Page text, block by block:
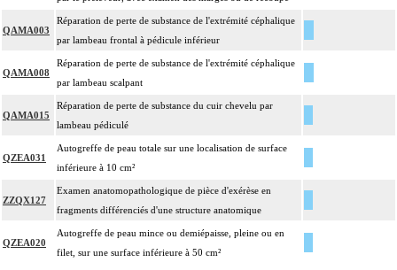
QAMA003
Réparation de perte de substance de l'extrémité céphalique
par lambeau frontal à pédicule inférieur
QAMA008
Réparation de perte de substance de l'extrémité céphalique
par lambeau scalpant
QAMA015
Réparation de perte de substance du cuir chevelu par
lambeau pédiculé
QZEA031
Autogreffe de peau totale sur une localisation de surface
inférieure à 10 cm²
ZZQX127
Examen anatomopathologique de pièce d'exérèse en
fragments différenciés d'une structure anatomique
QZEA020
Autogreffe de peau mince ou demiépaisse, pleine ou en
filet, sur une surface inférieure à 50 cm²